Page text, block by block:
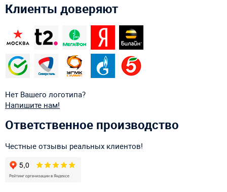
Клиенты доверяют
Нет Вашего логотипа?
Напишите нам!
Ответственное производство
Честные отзывы реальных клиентов!